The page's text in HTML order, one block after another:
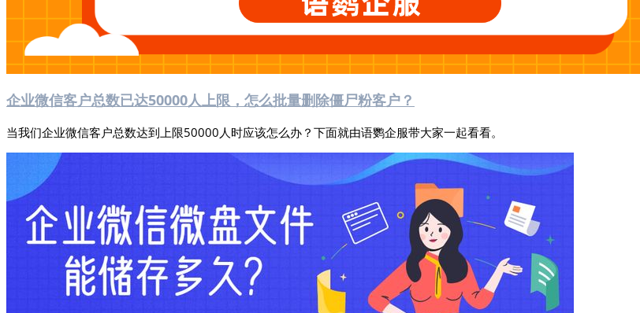
企业微信客户总数已达50000人上限，怎么批量删除僵尸粉客户？
当我们企业微信客户总数达到上限50000人时应该怎么办？下面就由语鹦企服带大家一起看看。